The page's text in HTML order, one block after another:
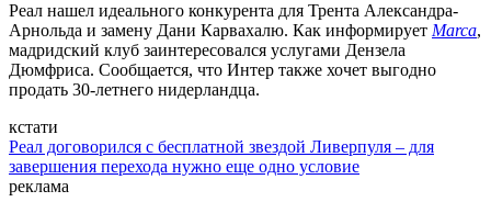
Реал нашел идеального конкурента для Трента Александра-
Арнольда и замену Дани Карвахалю. Как информирует Marca,
мадридский клуб заинтересовался услугами Дензела
Дюмфриса. Сообщается, что Интер также хочет выгодно
продать 30-летнего нидерландца.
кстати
Реал договорился с бесплатной звездой Ливерпуля – для
завершения перехода нужно еще одно условие
реклама